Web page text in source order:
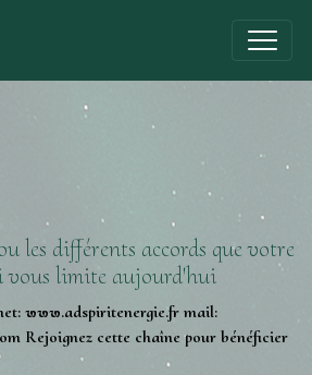
les différents accords que votre
vous limite aujourd'hui
www.adspiritenergie.fr mail:
Rejoignez cette chaîne pour bénéficier